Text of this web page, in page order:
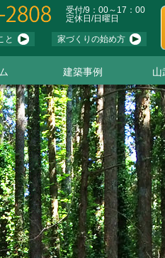
受付/9：00～17：00
定休日/日曜日
と 家づくりの始め方
建築事例 山